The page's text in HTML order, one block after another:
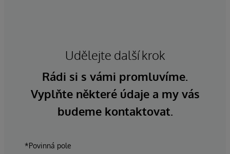
Udělejte další krok
Rádi si s vámi promluvíme.
Vyplňte některé údaje a my vás
budeme kontaktovat.
*Povinná pole